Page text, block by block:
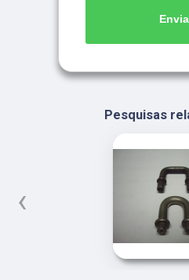
Pesquisas
‹